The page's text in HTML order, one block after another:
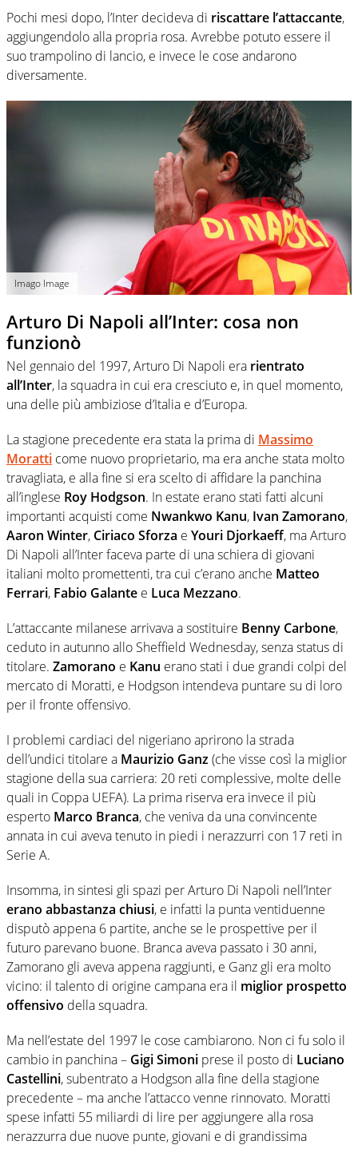
Pochi mesi dopo, l’Inter decideva di riscattare l’attaccante,
aggiungendolo alla propria rosa. Avrebbe potuto essere il
suo trampolino di lancio, e invece le cose andarono
diversamente.
Imago Image
Arturo Di Napoli all’Inter: cosa non
funzionò
Nel gennaio del 1997, Arturo Di Napoli era rientrato
all’Inter, la squadra in cui era cresciuto e, in quel momento,
una delle più ambiziose d’Italia e d’Europa.
La stagione precedente era stata la prima di Massimo
Moratti come nuovo proprietario, ma era anche stata molto
travagliata, e alla fine si era scelto di affidare la panchina
all’inglese Roy Hodgson. In estate erano stati fatti alcuni
importanti acquisti come Nwankwo Kanu, Ivan Zamorano,
Aaron Winter, Ciriaco Sforza e Youri Djorkaeff, ma Arturo
Di Napoli all’Inter faceva parte di una schiera di giovani
italiani molto promettenti, tra cui c’erano anche Matteo
Ferrari, Fabio Galante e Luca Mezzano.
L’attaccante milanese arrivava a sostituire Benny Carbone,
ceduto in autunno allo Sheffield Wednesday, senza status di
titolare. Zamorano e Kanu erano stati i due grandi colpi del
mercato di Moratti, e Hodgson intendeva puntare su di loro
per il fronte offensivo.
I problemi cardiaci del nigeriano aprirono la strada
dell’undici titolare a Maurizio Ganz(che visse così la miglior
stagione della sua carriera: 20 reti complessive, molte delle
quali in Coppa UEFA). La prima riserva era invece il più
esperto Marco Branca, che veniva da una convincente
annata in cui aveva tenuto in piedi i nerazzurri con 17 reti in
Serie A.
Insomma, in sintesi gli spazi per Arturo Di Napoli nell’Inter
erano abbastanza chiusi, e infatti la punta ventiduenne
disputò appena 6 partite, anche se le prospettive per il
futuro parevano buone. Branca aveva passato i 30 anni,
Zamorano gli aveva appena raggiunti, e Ganz gli era molto
vicino: il talento di origine campana era il miglior prospetto
offensivo della squadra.
Ma nell’estate del 1997 le cose cambiarono. Non ci fu solo il
cambio in panchina – Gigi Simoni prese il posto di Luciano
Castellini, subentrato a Hodgson alla fine della stagione
precedente – ma anche l’attacco venne rinnovato. Moratti
spese infatti 55 miliardi di lire per aggiungere alla rosa
nerazzurra due nuove punte, giovani e di grandissima